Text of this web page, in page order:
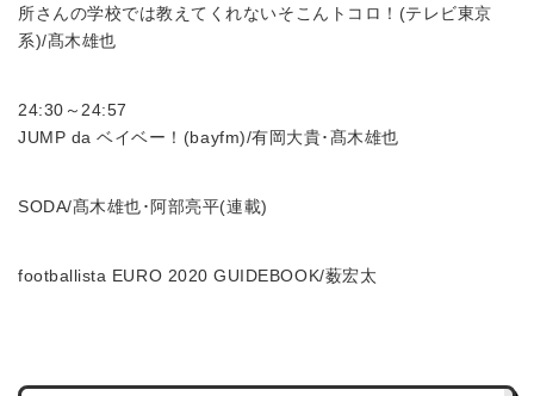
所さんの学校では教えてくれないそこんトコロ！(テレビ東京
系)/髙木雄也
24:30～24:57
JUMP da ベイベー！(bayfm)/有岡大貴･髙木雄也
SODA/髙木雄也･阿部亮平(連載)
footballista EURO 2020 GUIDEBOOK/薮宏太